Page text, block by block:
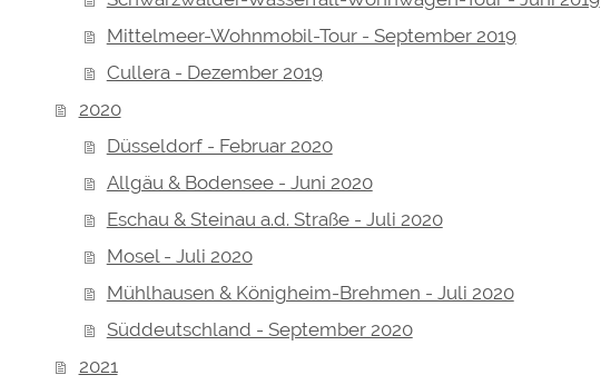
Mittelmeer-Wohnmobil-Tour - September 2019
Cullera - Dezember 2019
2020
Düsseldorf - Februar 2020
Allgäu & Bodensee - Juni 2020
Eschau & Steinau a.d. Straße - Juli 2020
Mosel - Juli 2020
Mühlhausen & Königheim-Brehmen - Juli 2020
Süddeutschland - September 2020
2021